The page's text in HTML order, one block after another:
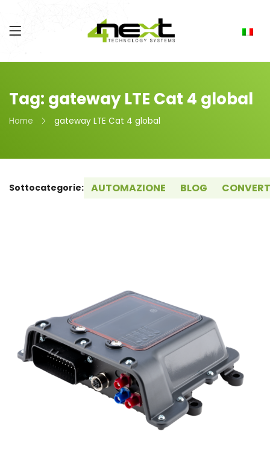
Tag: gateway LTE Cat 4 global
Home gateway LTE Cat 4 global
Sottocategorie: AUTOMAZIONE BLOG